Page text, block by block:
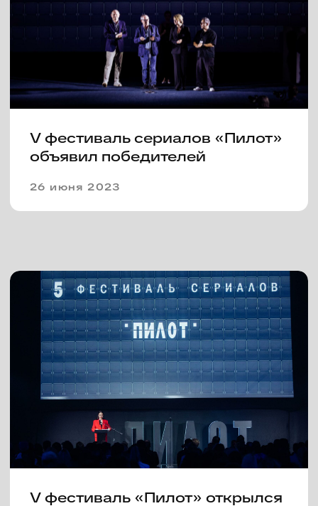
INFO@FESTIVALPILOT.RU
press@dkultury.ru
+7 (926) 078-31-51
Telegram Вконтакте
Политика конфиденциальности